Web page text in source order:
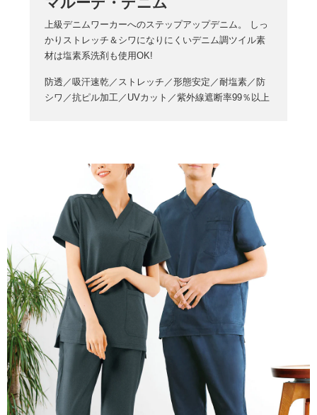
上級デニムワーカーへのステップアップデニム。
しっ
かりストレッチ＆シワになりにくいデニム調ツイル素
材は塩素系洗剤も使用OK!
防透／吸汗速乾／ストレッチ／形態安定／耐塩素／防
シワ／抗ピル加工／UVカット／紫外線遮断率99％以上